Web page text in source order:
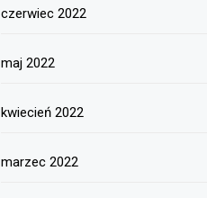
czerwiec 2022
maj 2022
kwiecień 2022
marzec 2022